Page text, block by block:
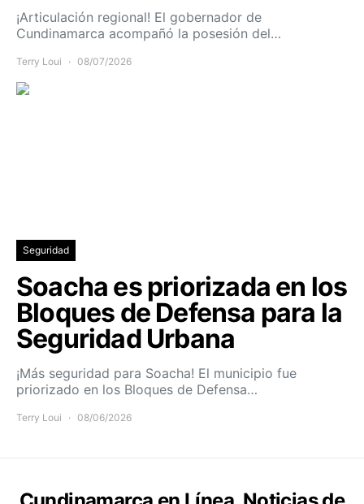
¡Articulación regional! El gobernador de
Cundinamarca acompañó la posesión del…
Terry Loui 08/07/2026
Seguridad
Soacha es priorizada en los
Bloques de Defensa para la
Seguridad Urbana
¡Más seguridad para Soacha! El municipio fue
priorizado en los Bloques de Defensa…
Terry Loui 08/06/2026